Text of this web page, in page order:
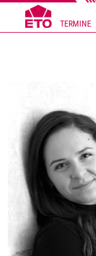
TERMINE